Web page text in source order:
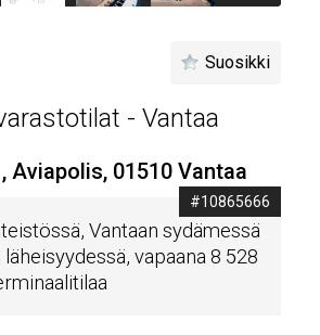
Suosikki
- Vantaa
Aviapolis, 01510 Vantaa
#10865666
Vantaan sydämessä
vapaana 8 528